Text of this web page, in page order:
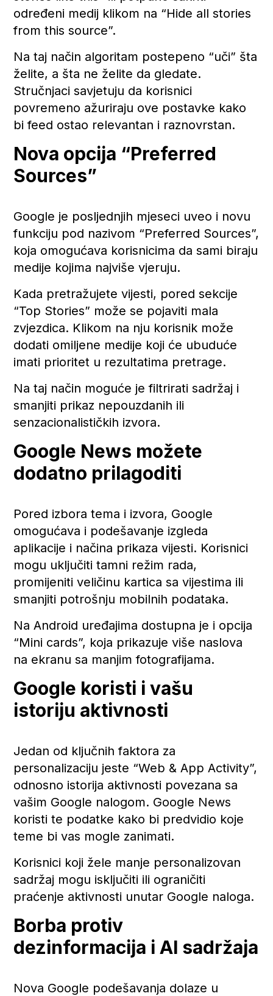
određeni medij klikom na “Hide all stories
from this source”.
Na taj način algoritam postepeno “uči” šta
želite, a šta ne želite da gledate.
Stručnjaci savjetuju da korisnici
povremeno ažuriraju ove postavke kako
bi feed ostao relevantan i raznovrstan.
Nova opcija “Preferred
Sources”
Google je posljednjih mjeseci uveo i novu
funkciju pod nazivom “Preferred Sources”,
koja omogućava korisnicima da sami biraju
medije kojima najviše vjeruju.
Kada pretražujete vijesti, pored sekcije
“Top Stories” može se pojaviti mala
zvjezdica. Klikom na nju korisnik može
dodati omiljene medije koji će ubuduće
imati prioritet u rezultatima pretrage.
Na taj način moguće je filtrirati sadržaj i
smanjiti prikaz nepouzdanih ili
senzacionalističkih izvora.
Google News možete
dodatno prilagoditi
Pored izbora tema i izvora, Google
omogućava i podešavanje izgleda
aplikacije i načina prikaza vijesti. Korisnici
mogu uključiti tamni režim rada,
promijeniti veličinu kartica sa vijestima ili
smanjiti potrošnju mobilnih podataka.
Na Android uređajima dostupna je i opcija
“Mini cards”, koja prikazuje više naslova
na ekranu sa manjim fotografijama.
Google koristi i vašu
istoriju aktivnosti
Jedan od ključnih faktora za
personalizaciju jeste “Web & App Activity”,
odnosno istorija aktivnosti povezana sa
vašim Google nalogom. Google News
koristi te podatke kako bi predvidio koje
teme bi vas mogle zanimati.
Korisnici koji žele manje personalizovan
sadržaj mogu isključiti ili ograničiti
praćenje aktivnosti unutar Google naloga.
Borba protiv
dezinformacija i AI sadržaja
Nova Google podešavanja dolaze u